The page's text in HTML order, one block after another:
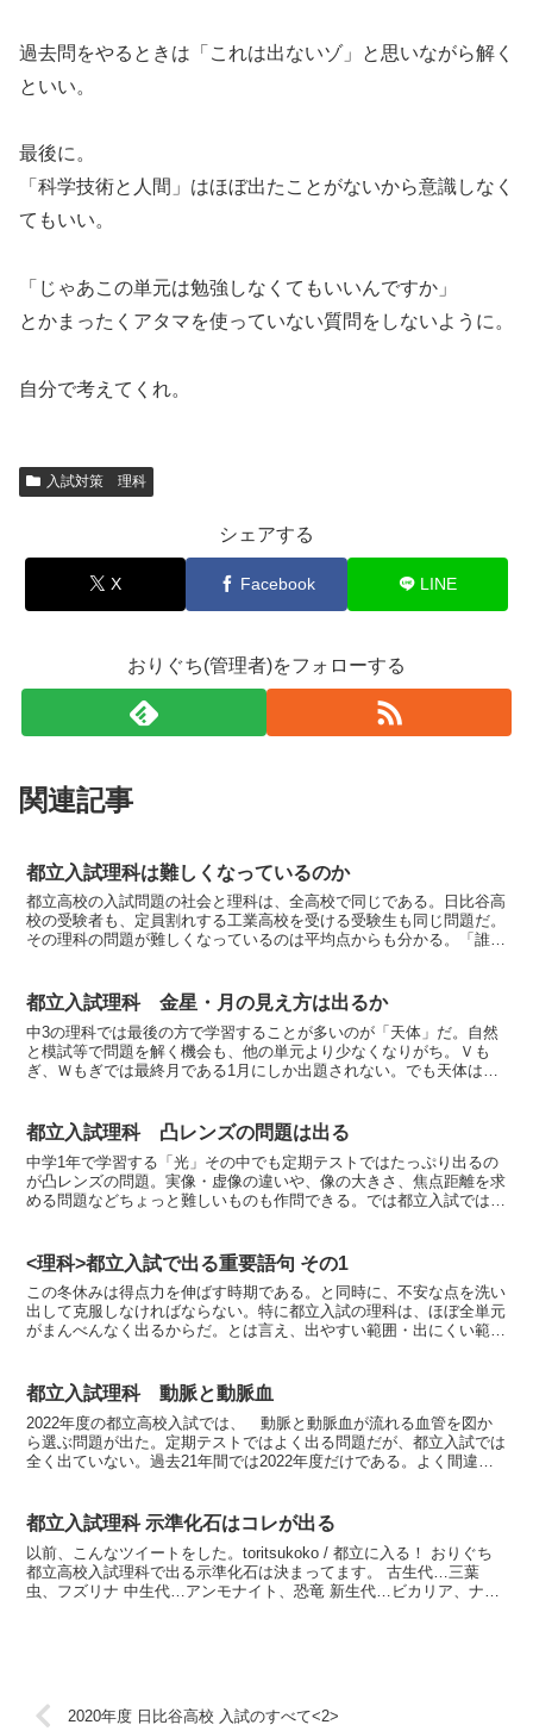
過去問をやるときは「これは出ないゾ」と思いながら解く
といい。
最後に。
「科学技術と人間」はほぼ出たことがないから意識しなく
てもいい。
「じゃあこの単元は勉強しなくてもいいんですか」
とかまったくアタマを使っていない質問をしないように。
自分で考えてくれ。
入試対策 理科
シェアする
X Facebook LINE
おりぐち(管理者)をフォローする
関連記事
都立入試理科は難しくなっているのか
都立高校の入試問題の社会と理科は、全高校で同じである。日比谷高
校の受験者も、定員割れする工業高校を受ける受験生も同じ問題だ。
その理科の問題が難しくなっているのは平均点からも分かる。「誰も
都立入試理科 金星・月の見え方は出るか
中3の理科では最後の方で学習することが多いのが「天体」だ。自然
と模試等で問題を解く機会も、他の単元より少なくなりがち。Ｖも
ぎ、Ｗもぎでは最終月である1月にしか出題されない。でも天体は毎
都立入試理科 凸レンズの問題は出る
中学1年で学習する「光」その中でも定期テストではたっぷり出るの
が凸レンズの問題。実像・虚像の違いや、像の大きさ、焦点距離を求
める問題などちょっと難しいものも作問できる。では都立入試では凸
<理科>都立入試で出る重要語句 その1
この冬休みは得点力を伸ばす時期である。と同時に、不安な点を洗い
出して克服しなければならない。特に都立入試の理科は、ほぼ全単元
がまんべんなく出るからだ。とは言え、出やすい範囲・出にくい範囲
都立入試理科 動脈と動脈血
2022年度の都立高校入試では、 動脈と動脈血が流れる血管を図か
ら選ぶ問題が出た。定期テストではよく出る問題だが、都立入試では
全く出ていない。過去21年間では2022年度だけである。よく間違え
都立入試理科 示準化石はコレが出る
以前、こんなツイートをした。toritsukoko / 都立に入る！ おりぐち
都立高校入試理科で出る示準化石は決まってます。 古生代…三葉
虫、フズリナ 中生代…アンモナイト、恐竜 新生代…ビカリア、ナウ
2020年度 日比谷高校 入試のすべて<2>